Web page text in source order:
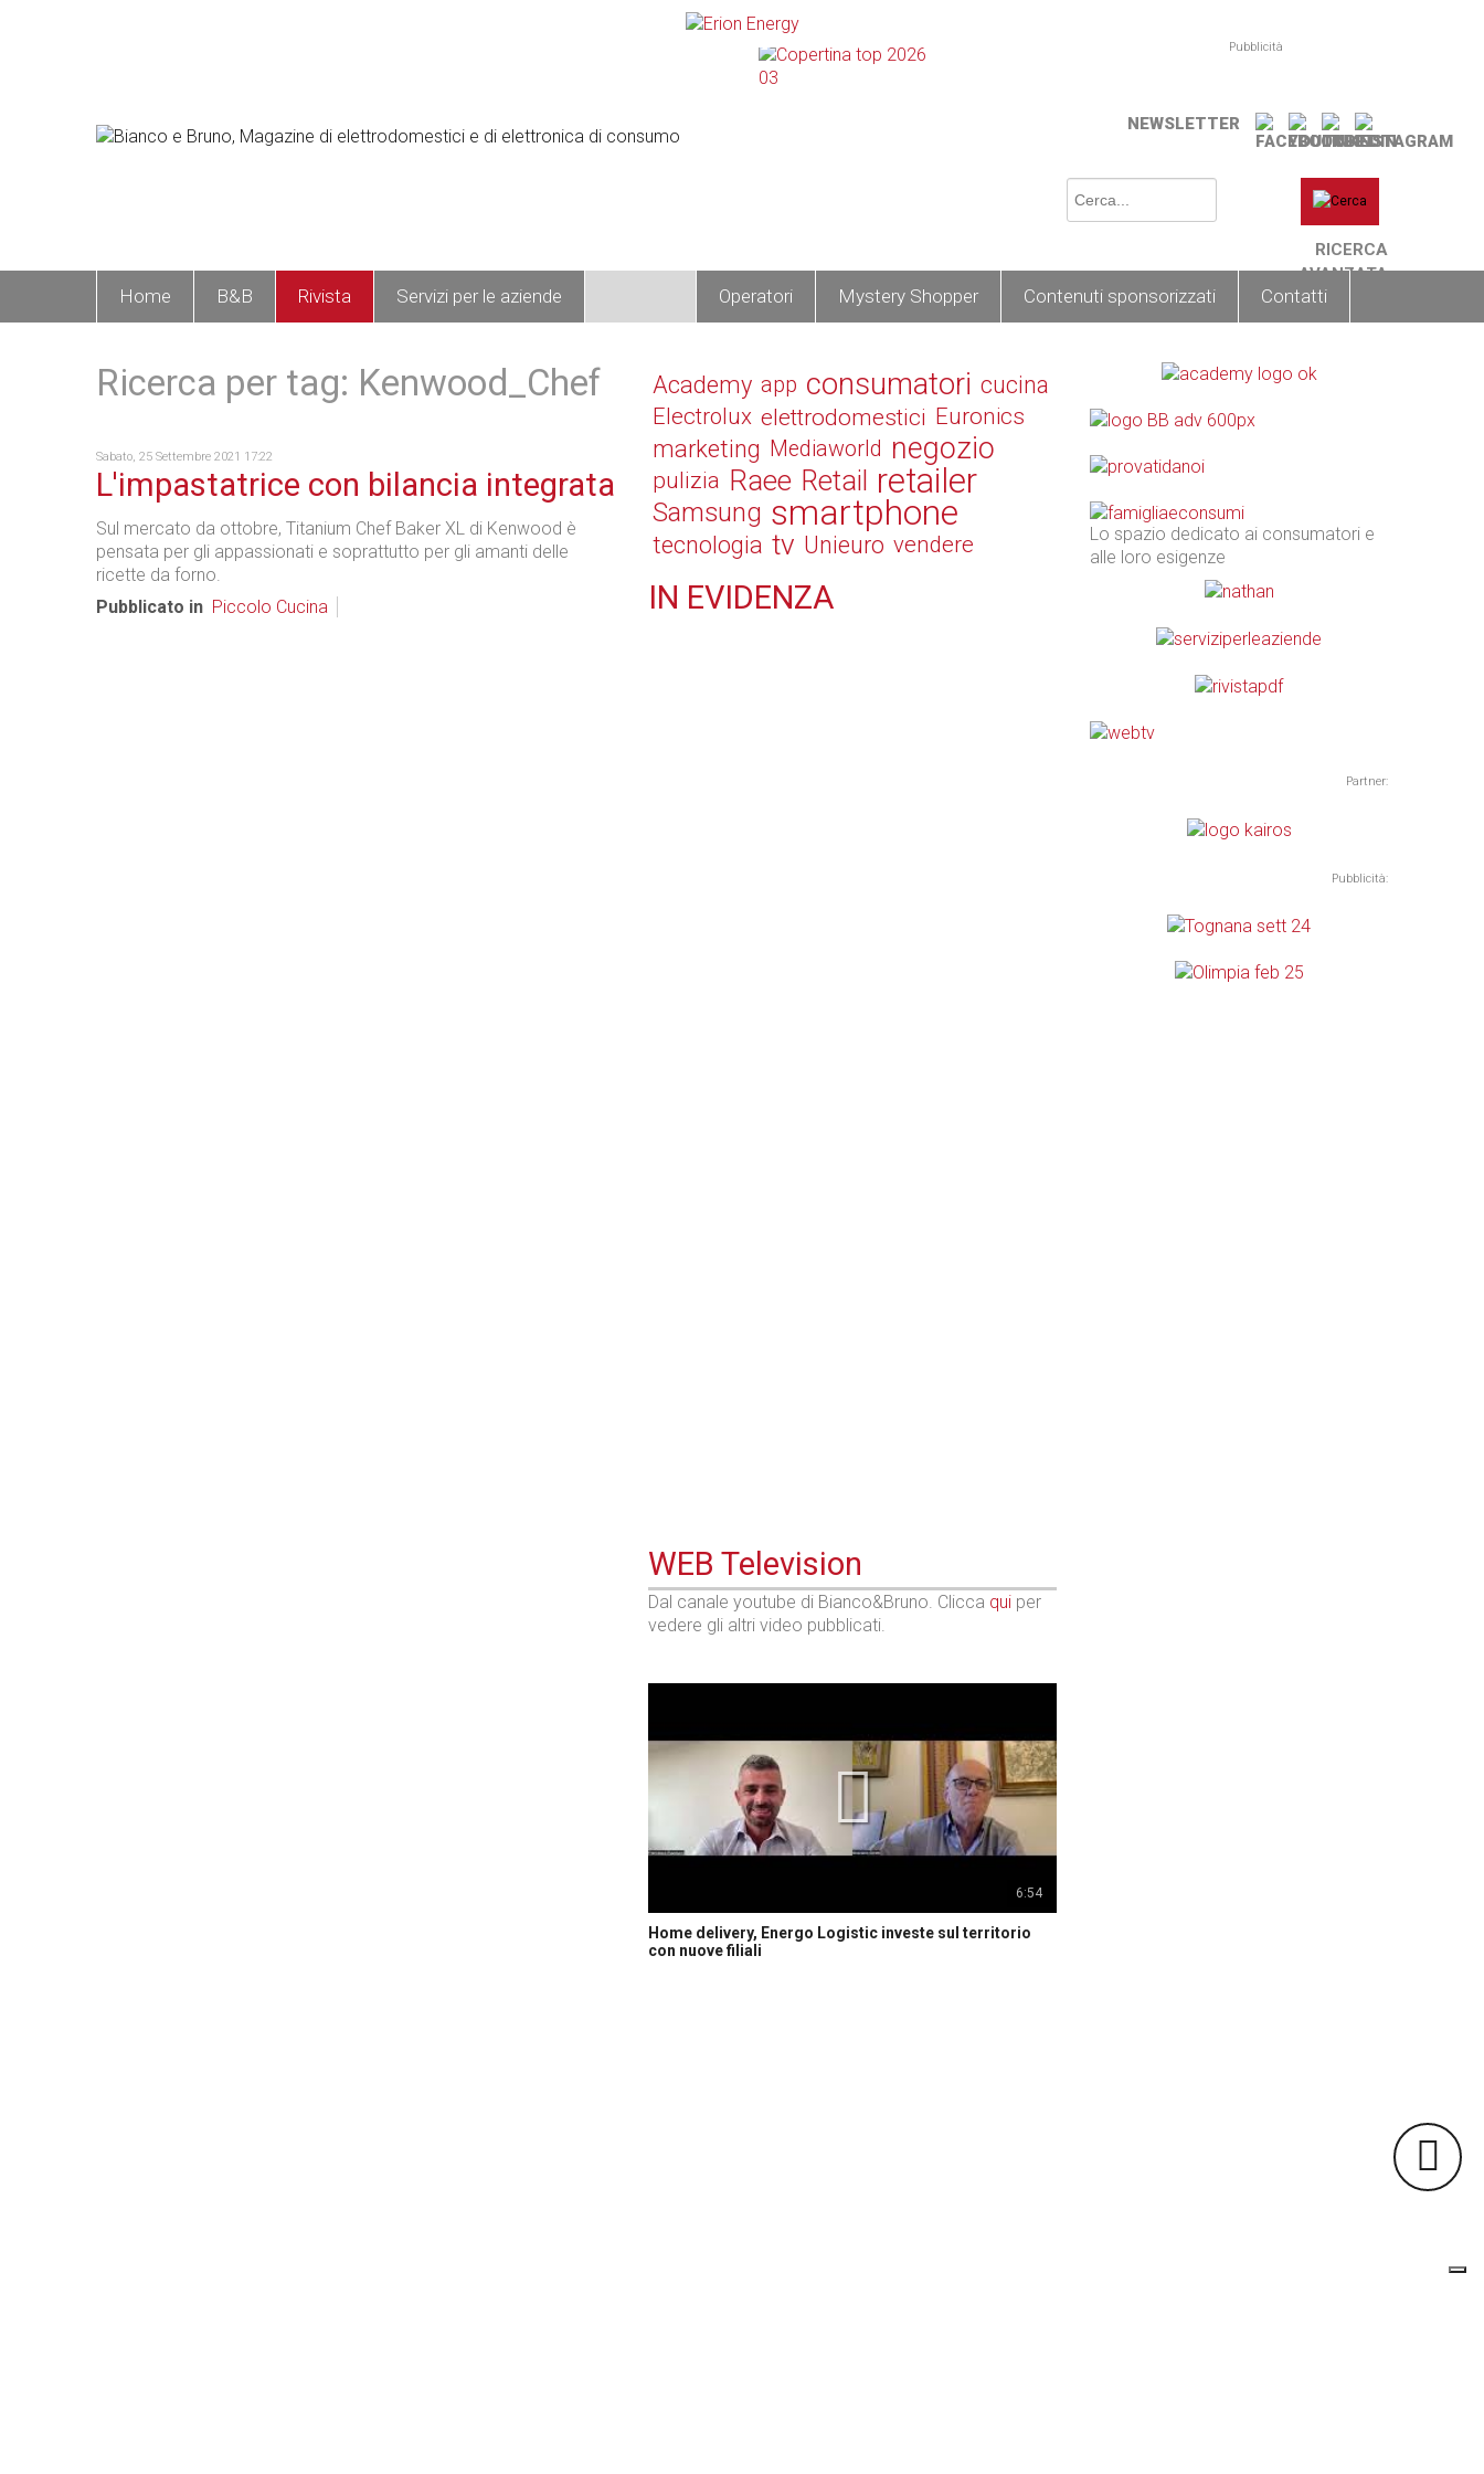
Pubblicità
NEWSLETTER
RICERCA
AVANZATA
Home B&B Rivista Servizi per le aziende Operatori Mystery Shopper Contenuti sponsorizzati Contatti
Ricerca per tag: Kenwood_Chef
Sabato, 25 Settembre 2021 17:22
L'impastatrice con bilancia integrata
Sul mercato da ottobre, Titanium Chef Baker XL di Kenwood è
pensata per gli appassionati e soprattutto per gli amanti delle
ricette da forno.
Pubblicato in Piccolo Cucina
Academy app consumatori cucina
Electrolux elettrodomestici Euronics
marketing Mediaworld negozio
pulizia Raee Retail retailer
Samsung smartphone
tecnologia tv Unieuro vendere
IN EVIDENZA
WEB Television
Dal canale youtube di Bianco&Bruno. Clicca qui per
vedere gli altri video pubblicati.
6:54
Home delivery, Energo Logistic investe sul territorio
con nuove filiali
Lo spazio dedicato ai consumatori e
alle loro esigenze
Partner:
Pubblicità: